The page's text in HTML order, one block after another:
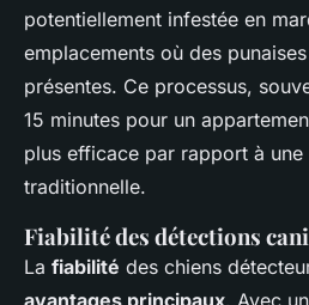
potentiellement infestée en
emplacements où des
présentes. Ce processus,
15 minutes pour un
plus efficace par rapport à
traditionnelle.
Fiabilité des détections
La fiabilité des chiens